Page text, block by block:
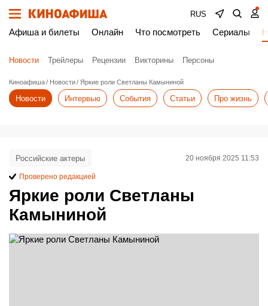
RUS
Афиша и билеты Онлайн Что посмотреть Сериалы
Новости Трейлеры Рецензии Викторины Персоны
Киноафиша Новости Яркие роли Светланы Камыниной
Новости Интервью События Статьи Про жизнь
Яркие роли Светланы
Камыниной
Российские актеры 20 ноября 2025 11:53
Проверено редакцией